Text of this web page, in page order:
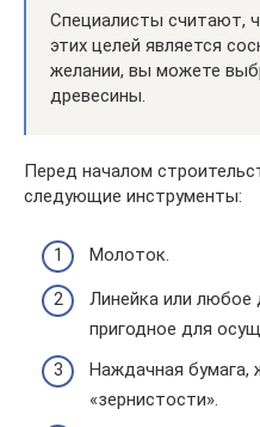
Специалисты считают,
этих целей является
желании, вы можете
древесины.
Перед началом
следующие инструменты:
Молоток.
Линейка или любое
пригодное для
Наждачная бумага,
«зернистости».